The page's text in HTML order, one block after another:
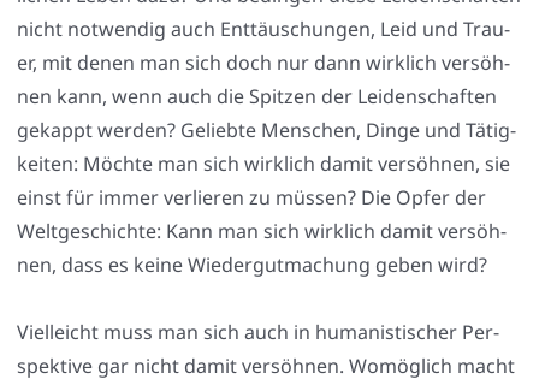
nicht not­wen­dig auch Ent­täu­schun­gen, Leid und Trau­
er, mit denen man sich doch nur dann wirk­lich ver­söh­
nen kann, wenn auch die Spit­zen der Lei­den­schaf­ten
gekappt wer­den? Gelieb­te Men­schen, Din­ge und Tätig­
kei­ten: Möch­te man sich wirk­lich damit ver­söh­nen, sie
einst für immer ver­lie­ren zu müs­sen? Die Opfer der
Welt­ge­schich­te: Kann man sich wirk­lich damit ver­söh­
nen, dass es kei­ne Wie­der­gut­ma­chung geben wird?
Viel­leicht muss man sich auch in huma­nis­ti­scher Per­
spek­ti­ve gar nicht damit ver­söh­nen. Womög­lich macht